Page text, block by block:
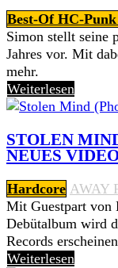
Best-Of HC-Punk
Simon stellt seine
Jahres vor. Mit
mehr.
Weiterlesen
STOLEN
NEUES
Hardcore AWAY
Mit Guestpart von
Debütalbum wird
Records
Weiterlesen